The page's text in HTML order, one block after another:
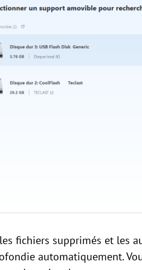
fichiers supprimés et les
automatiquement.